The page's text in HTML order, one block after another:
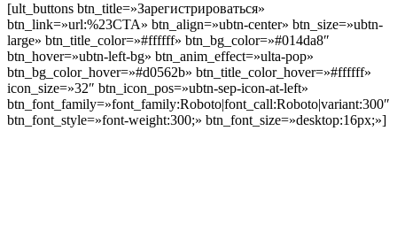
[ult_buttons btn_title=»Зарегистрироваться»
btn_link=»url:%23CTA» btn_align=»ubtn-center» btn_size=»ubtn-
large» btn_title_color=»#ffffff» btn_bg_color=»#014da8″
btn_hover=»ubtn-left-bg» btn_anim_effect=»ulta-pop»
btn_bg_color_hover=»#d0562b» btn_title_color_hover=»#ffffff»
icon_size=»32″ btn_icon_pos=»ubtn-sep-icon-at-left»
btn_font_family=»font_family:Roboto|font_call:Roboto|variant:300″
btn_font_style=»font-weight:300;» btn_font_size=»desktop:16px;»]